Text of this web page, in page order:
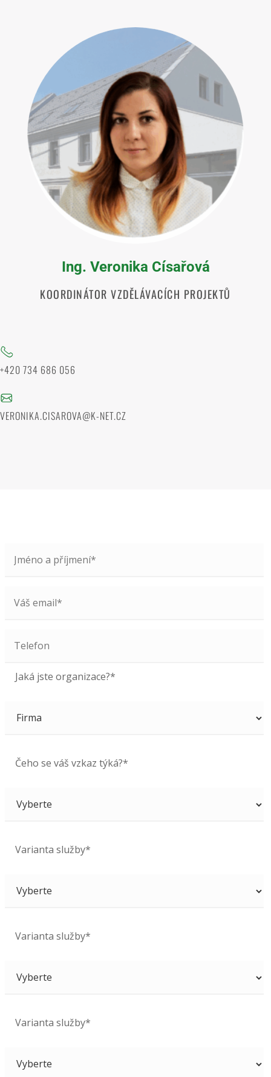
Ing. Veronika Císařová
KOORDINÁTOR VZDĚLÁVACÍCH PROJEKTŮ
+420 734 686 056
VERONIKA.CISAROVA@K-NET.CZ
Jaká jste organizace?*
Čeho se váš vzkaz týká?*
Varianta služby*
Varianta služby*
Varianta služby*